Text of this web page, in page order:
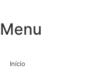
Menu
Início